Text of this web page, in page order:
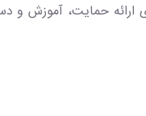
حمایت، آموزش و